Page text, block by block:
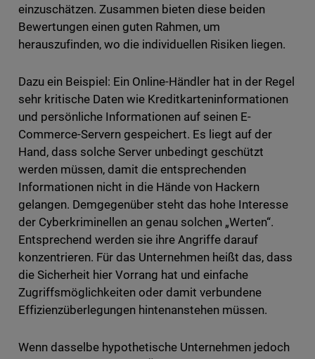
einzuschätzen. Zusammen bieten diese beiden
Bewertungen einen guten Rahmen, um
herauszufinden, wo die individuellen Risiken liegen.
Dazu ein Beispiel: Ein Online-Händler hat in der Regel
sehr kritische Daten wie Kreditkarteninformationen
und persönliche Informationen auf seinen E-
Commerce-Servern gespeichert. Es liegt auf der
Hand, dass solche Server unbedingt geschützt
werden müssen, damit die entsprechenden
Informationen nicht in die Hände von Hackern
gelangen. Demgegenüber steht das hohe Interesse
der Cyberkriminellen an genau solchen „Werten“.
Entsprechend werden sie ihre Angriffe darauf
konzentrieren. Für das Unternehmen heißt das, dass
die Sicherheit hier Vorrang hat und einfache
Zugriffsmöglichkeiten oder damit verbundene
Effizienzüberlegungen hintenanstehen müssen.
Wenn dasselbe hypothetische Unternehmen jedoch